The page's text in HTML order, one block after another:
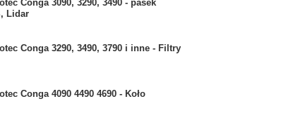
Conga 3090, 3290, 3490 - pasek
Lidar
Conga 3290, 3490, 3790 i inne - Filtry
Conga 4090 4490 4690 - Koło